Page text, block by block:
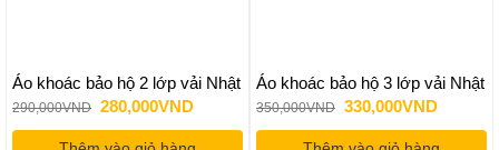
Áo khoác bảo hộ 2 lớp vải Nhật
290,000VND Giá
gốc
là:
280,000VNDGiá
tại
Áo khoác bảo hộ 3 lớp vải Nhật
350,000VND Giá
gốc
là:
330,000VNDGiá
tại